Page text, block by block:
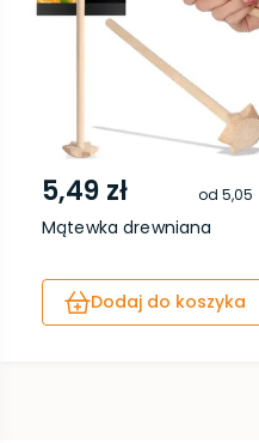
5,49 zł od5,05
Mątewka drewniana
Dodaj do koszyka